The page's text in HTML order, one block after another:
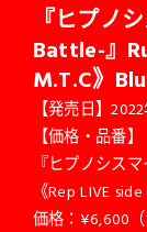
『ヒプノ
Battle-』
M.T.C》
【発売日】
【価格・品番】
『ヒプノシス
《Rep LIVE
価格：¥6,600